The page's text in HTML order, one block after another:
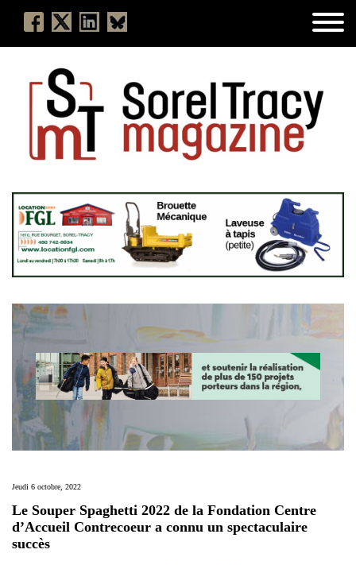
Jeudi 6 octobre, 2022
Le Souper Spaghetti 2022 de la Fondation Centre
d’Accueil Contrecoeur a connu un spectaculaire
succès